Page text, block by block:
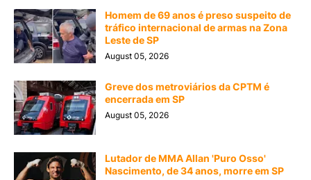
Homem de 69 anos é preso suspeito de
tráfico internacional de armas na Zona
Leste de SP
August 05, 2026
Greve dos metroviários da CPTM é
encerrada em SP
August 05, 2026
Lutador de MMA Allan 'Puro Osso'
Nascimento, de 34 anos, morre em SP